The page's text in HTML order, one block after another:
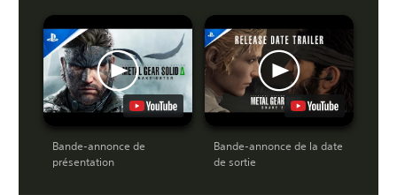
Bande-annonce de
présentation
Bande-annonce de la date
de sortie